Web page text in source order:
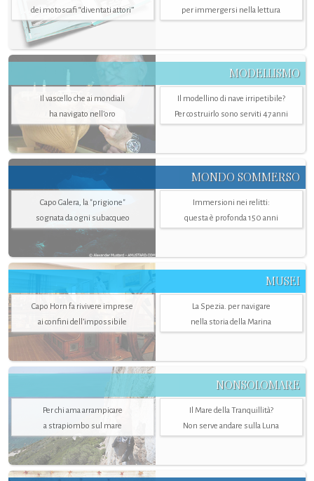
dei motoscafi “diventati attori”
per immergersi nella lettura
MODELLISMO
Il vascello che ai mondiali
ha navigato nell’oro
Il modellino di nave irripetibile?
Per costruirlo sono serviti 47 anni
MONDO SOMMERSO
Capo Galera, la "prigione"
sognata da ogni subacqueo
Immersioni nei relitti:
questa è profonda 150 anni
MUSEI
Capo Horn fa rivivere imprese
ai confini dell’impossibile
La Spezia. per navigare
nella storia della Marina
NONSOLOMARE
Per chi ama arrampicare
a strapiombo sul mare
Il Mare della Tranquillità?
Non serve andare sulla Luna